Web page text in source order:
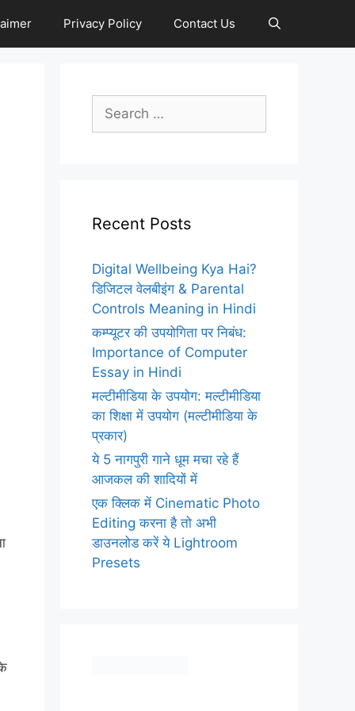
Privacy Policy Contact Us
Search
for:
Recent Posts
Digital Wellbeing Kya Hai?
डिजिटल वेलबीइंग & Parental
Controls Meaning in Hindi
कम्प्यूटर की उपयोगिता पर निबंध:
Importance of Computer
Essay in Hindi
मल्टीमीडिया के उपयोग: मल्टीमीडिया
का शिक्षा में उपयोग (मल्टीमीडिया के
प्रकार)
ये 5 नागपुरी गाने धूम मचा रहे हैं
आजकल की शादियों में
एक क्लिक में Cinematic Photo
Editing करना है तो अभी
डाउनलोड करें ये Lightroom
Presets